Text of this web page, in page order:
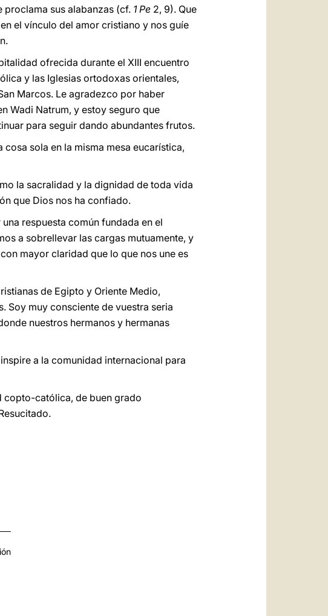
proclama sus alabanzas (cf. 1 Pe 2, 9). Que
el vínculo del amor cristiano y nos guíe
ofrecida durante el XIII encuentro
y las Iglesias ortodoxas orientales,
Marcos. Le agradezco por haber
Wadi Natrum, y estoy seguro que
para seguir dando abundantes frutos.
sola en la misma mesa eucarística,
la sacralidad y la dignidad de toda vida
que Dios nos ha confiado.
respuesta común fundada en el
a sobrellevar las cargas mutuamente, y
mayor claridad que lo que nos une es
de Egipto y Oriente Medio,
Soy muy consciente de vuestra seria
nuestros hermanos y hermanas
a la comunidad internacional para
copto-católica, de buen grado